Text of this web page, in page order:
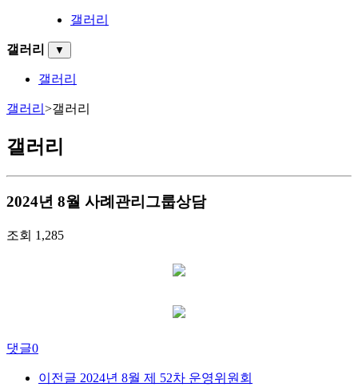
갤러리
갤러리 ▼
갤러리
갤러리 >갤러리
갤러리
2024년 8월 사례관리그룹상담
조회 1,285
댓글0
이전글 2024년 8월 제 52차 운영위원회